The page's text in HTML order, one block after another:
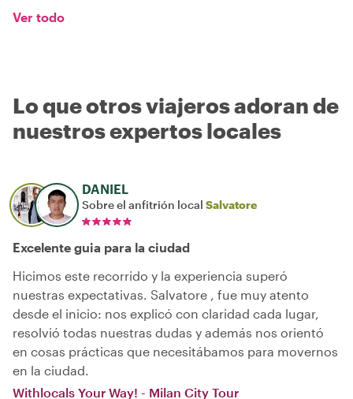
Ver todo
Lo que otros viajeros adoran de
nuestros expertos locales
DANIEL
Sobre el anfitrión local Salvatore
Excelente guia para la ciudad
Hicimos este recorrido y la experiencia superó
nuestras expectativas. Salvatore , fue muy atento
desde el inicio: nos explicó con claridad cada lugar,
resolvió todas nuestras dudas y además nos orientó
en cosas prácticas que necesitábamos para movernos
en la ciudad.
Withlocals Your Way! - Milan City Tour